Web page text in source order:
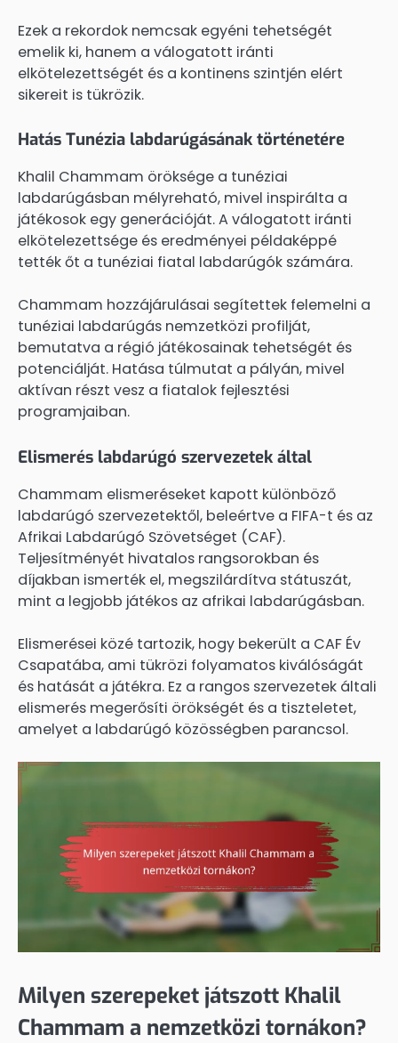
Ezek a rekordok nemcsak egyéni tehetségét
emelik ki, hanem a válogatott iránti
elkötelezettségét és a kontinens szintjén elért
sikereit is tükrözik.
Hatás Tunézia labdarúgásának történetére
Khalil Chammam öröksége a tunéziai
labdarúgásban mélyreható, mivel inspirálta a
játékosok egy generációját. A válogatott iránti
elkötelezettsége és eredményei példaképpé
tették őt a tunéziai fiatal labdarúgók számára.
Chammam hozzájárulásai segítettek felemelni a
tunéziai labdarúgás nemzetközi profilját,
bemutatva a régió játékosainak tehetségét és
potenciálját. Hatása túlmutat a pályán, mivel
aktívan részt vesz a fiatalok fejlesztési
programjaiban.
Elismerés labdarúgó szervezetek által
Chammam elismeréseket kapott különböző
labdarúgó szervezetektől, beleértve a FIFA-t és az
Afrikai Labdarúgó Szövetséget (CAF).
Teljesítményét hivatalos rangsorokban és
díjakban ismerték el, megszilárdítva státuszát,
mint a legjobb játékos az afrikai labdarúgásban.
Elismerései közé tartozik, hogy bekerült a CAF Év
Csapatába, ami tükrözi folyamatos kiválóságát
és hatását a játékra. Ez a rangos szervezetek általi
elismerés megerősíti örökségét és a tiszteletet,
amelyet a labdarúgó közösségben parancsol.
Milyen szerepeket játszott Khalil
Chammam a nemzetközi tornákon?